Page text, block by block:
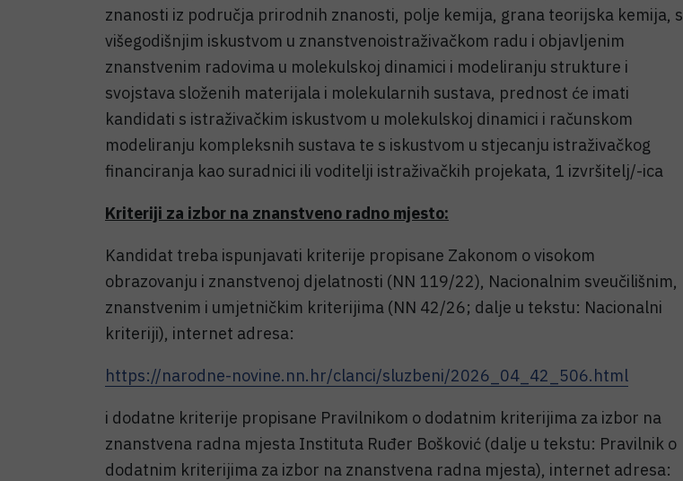
znanosti iz područja prirodnih znanosti, polje kemija, grana teorijska kemija, s
višegodišnjim iskustvom u znanstvenoistraživačkom radu i objavljenim
znanstvenim radovima u molekulskoj dinamici i modeliranju strukture i
svojstava složenih materijala i molekularnih sustava, prednost će imati
kandidati s istraživačkim iskustvom u molekulskoj dinamici i računskom
modeliranju kompleksnih sustava te s iskustvom u stjecanju istraživačkog
financiranja kao suradnici ili voditelji istraživačkih projekata, 1 izvršitelj/-ica
Kriteriji za izbor na znanstveno radno mjesto:
Kandidat treba ispunjavati kriterije propisane Zakonom o visokom
obrazovanju i znanstvenoj djelatnosti (NN 119/22), Nacionalnim sveučilišnim,
znanstvenim i umjetničkim kriterijima (NN 42/26; dalje u tekstu: Nacionalni
kriteriji), internet adresa:
https://narodne-novine.nn.hr/clanci/sluzbeni/2026_04_42_506.html
i dodatne kriterije propisane Pravilnikom o dodatnim kriterijima za izbor na
znanstvena radna mjesta Instituta Ruđer Bošković (dalje u tekstu: Pravilnik o
dodatnim kriterijima za izbor na znanstvena radna mjesta), internet adresa: